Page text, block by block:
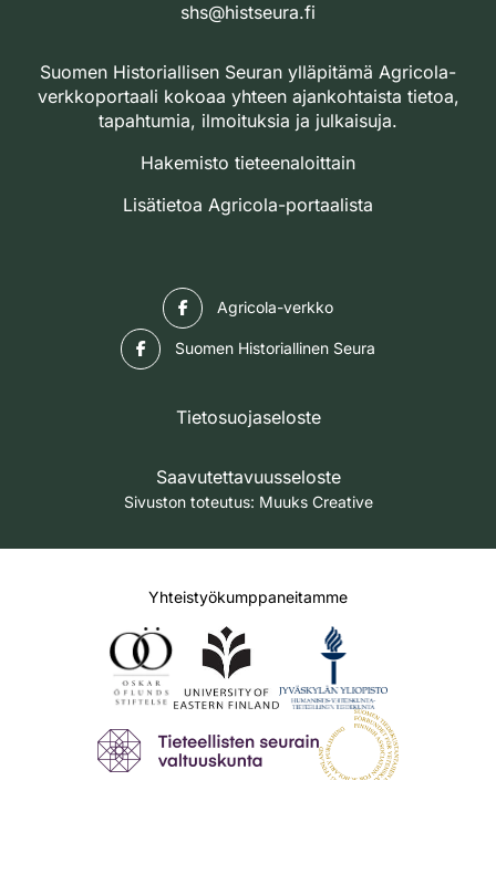
shs@histseura.fi
Suomen Historiallisen Seuran ylläpitämä Agricola-
verkkoportaali kokoaa yhteen ajankohtaista tietoa,
tapahtumia, ilmoituksia ja julkaisuja.
Hakemisto tieteenaloittain
Lisätietoa Agricola-portaalista
Agricola-verkko
Suomen Historiallinen Seura
Tietosuojaseloste
Saavutettavuusseloste
Sivuston toteutus: Muuks Creative
Yhteistyökumppaneitamme